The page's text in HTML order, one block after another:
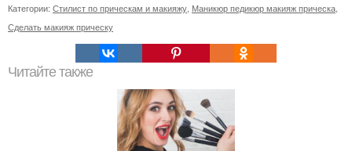
Категории: Стилист по прическам и макияжу, Маникюр педикюр макияж прическа,
Сделать макияж прическу
Читайте также